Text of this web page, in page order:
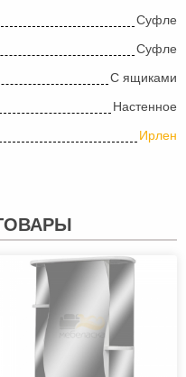
Суфле
Суфле
С ящиками
Настенное
Ирлен